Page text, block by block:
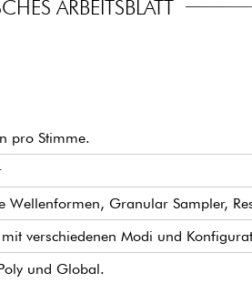
An
mikrotonale
Spektrum an
ARBEITSBLATT
pro Stimme.
Wellenformen, Granular Sampler,
verschiedenen Modi und
und Global.